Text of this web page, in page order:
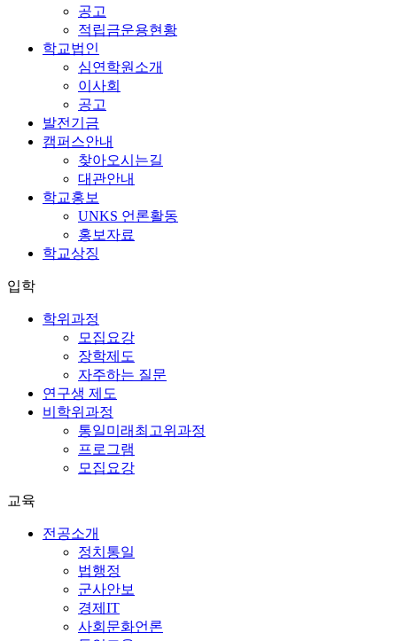
공고
적립금운용현황
학교법인
심연학원소개
이사회
공고
발전기금
캠퍼스안내
찾아오시는길
대관안내
학교홍보
UNKS 언론활동
홍보자료
학교상징
입학
학위과정
모집요강
장학제도
자주하는 질문
연구생 제도
비학위과정
통일미래최고위과정
프로그램
모집요강
교육
전공소개
정치통일
법행정
군사안보
경제IT
사회문화언론